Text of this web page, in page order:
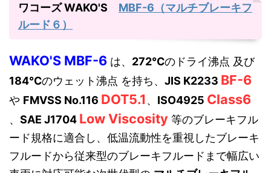
ワコーズ WAKO'S MBF-6（マルチブレーキフ
ルード６）
WAKO'S MBF-6 は、 272℃のドライ沸点 及び
184℃のウェット沸点 を持ち、 JIS K2233 BF-6
や FMVSS No.116 DOT5.1 、 ISO4925 Class6
、 SAE J1704 Low Viscosity 等のブレーキフル
ード規格に適合し、低温流動性を重視したブレーキ
フルードから従来型のブレーキフルードまで幅広い